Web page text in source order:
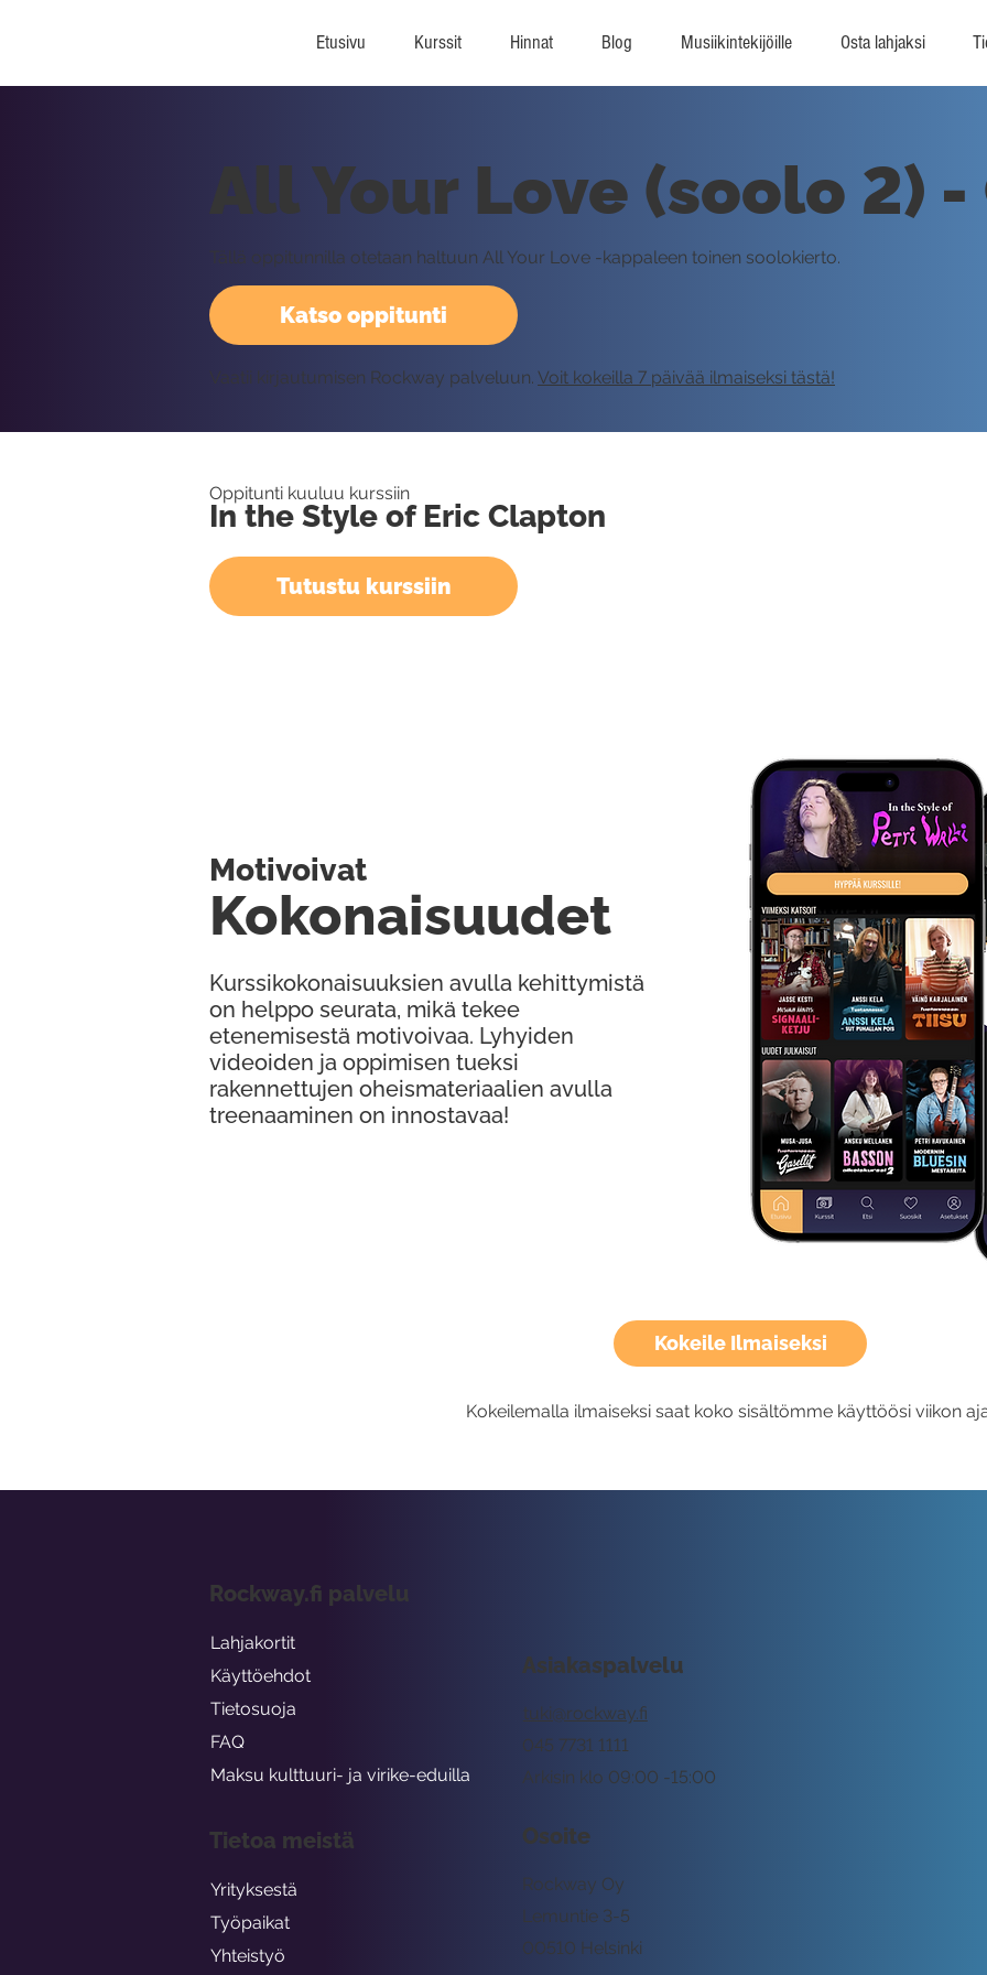
Etusivu Kurssit Hinnat Blog Musiikintekijöille Osta lahjaksi
Kokeile Ilmaiseksi
Kokeilemalla ilmaiseksi saat koko sisältömme käyttöösi viikon
Katso oppitunti
All Your Love (soolo 2)
Tällä oppitunnilla otetaan haltuun All Your Love -kappaleen toinen soolokierto.
Vaatii kirjautumisen Rockway palveluun. Voit kokeilla 7 päivää ilmaiseksi tästä!
Oppitunti kuuluu kurssiin
In the Style of Eric Clapton
Tutustu kurssiin
Kurssikokonaisuuksien avulla kehittymistä
on helppo seurata, mikä tekee
etenemisestä motivoivaa. Lyhyiden
videoiden ja oppimisen tueksi
rakennettujen oheismateriaalien avulla
treenaaminen on innostavaa!
Kokonaisuudet
Motivoivat
Asiakaspalvelu
tuki@rockway.fi
Arkisin klo 09:00 -15:00
045 7731 1111
Osoite
Rockway Oy
Lemuntie 3-5
00510 Helsinki
Rockway.fi palvelu
Lahjakortit
Käyttöehdot
Tietosuoja
FAQ
Maksu kulttuuri- ja virike-eduilla
Tietoa meistä
Yrityksestä
Työpaikat
Yhteistyö